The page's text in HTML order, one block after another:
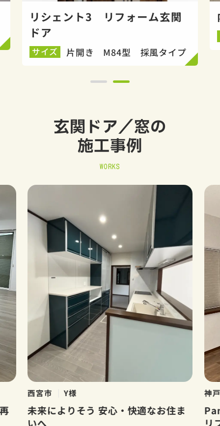
リシェント3 リフォーム玄関
ドア
サイズ 片開き M84型 採風タイプ
玄関ドア／窓の
施工事例
WORKS
西宮市 Y様
未来によりそう 安心・快適なお住ま
いへ
神
リ